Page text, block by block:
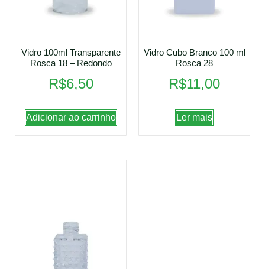
Vidro 100ml Transparente
Rosca 18 – Redondo
R$6,50
Adicionar ao carrinho
Vidro Cubo Branco 100 ml
Rosca 28
R$11,00
Ler mais